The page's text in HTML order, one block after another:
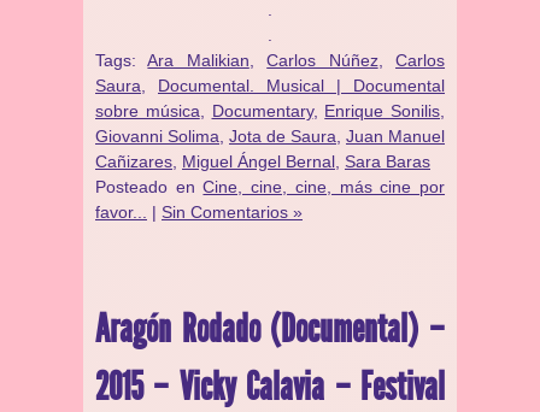
Tags:Ara Malikian ,Carlos Núñez,Carlos
Saura
Documental. Musical | Documental
sobre música
Documentary, Enrique Sonilis
Giovanni Solima Jota de Saura Juan Manuel
Cañizares Miguel Ángel Bernal Sara Baras
Posteado enCine, cine, cine, más cine por
favor...
| Sin Comentarios »
Aragón Rodado (Documental) –
2015 – Vicky Calavia – Festival